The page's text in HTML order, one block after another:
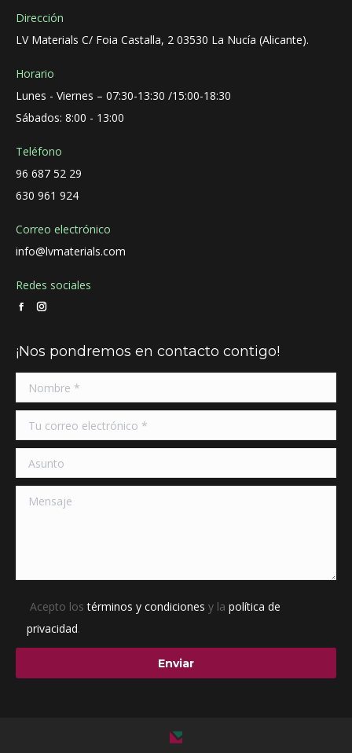
Dirección
LV Materials C/ Foia Castalla, 2 03530 La Nucía (Alicante).
Horario
Lunes - Viernes – 07:30-13:30 /15:00-18:30
Sábados: 8:00 - 13:00
Teléfono
96 687 52 29
630 961 924
Correo electrónico
info@lvmaterials.com
Redes sociales
Facebook
opens
in
new
Instagram
opens
in
new
¡Nos pondremos en contacto contigo!
Acepto lostérminos y condiciones y la política de
privacidad.